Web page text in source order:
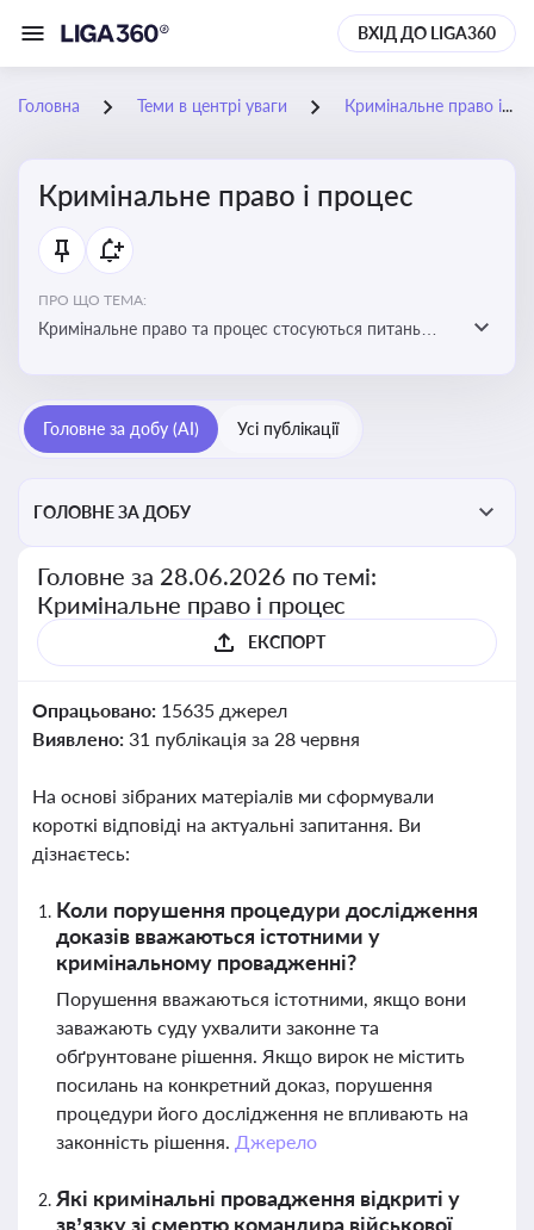
ВХІД ДО LIGA360
Головна Теми в центрі уваги Кримінальне право і процес
Кримінальне право і процес
ПРО ЩО ТЕМА:
Кримінальне право та процес стосуються питань
Головне за добу (AI) Усі публікації
ГОЛОВНЕ ЗА ДОБУ
Головне за 28.06.2026 по темі:
Кримінальне право і процес
ЕКСПОРТ
Опрацьовано: 15635 джерел
Виявлено: 31 публікація за 28 червня
На основі зібраних матеріалів ми сформували
короткі відповіді на актуальні запитання. Ви
дізнаєтесь:
Коли порушення процедури дослідження
доказів вважаються істотними у
кримінальному провадженні?
Порушення вважаються істотними, якщо вони
заважають суду ухвалити законне та
обґрунтоване рішення. Якщо вирок не містить
посилань на конкретний доказ, порушення
процедури його дослідження не впливають на
законність рішення. Джерело
Які кримінальні провадження відкриті у
зв’язку зі смертю командира військової